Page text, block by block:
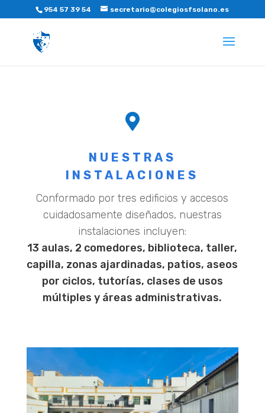
954 57 39 54 secretario@colegiosfsolano.es

NUESTRAS
INSTALACIONES
Conformado por tres edificios y accesos
cuidadosamente diseñados, nuestras
instalaciones incluyen:
13 aulas, 2 comedores, biblioteca, taller,
capilla, zonas ajardinadas, patios, aseos
por ciclos, tutorías, clases de usos
múltiples y áreas administrativas.